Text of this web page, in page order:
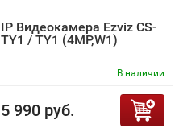
IP Видеокамера Ezviz CS-
TY1 / TY1 (4MP,W1)
В наличии
5 990 руб.